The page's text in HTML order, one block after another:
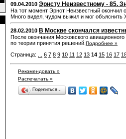
09.04.2010 Эрнсту Неизвестному - 85.
На тот момент Эрнст Неизвестный окончил
Много видел, чудом выжил и мог объяснить
28.02.2010 В Москве скончался
После окончания Московского
по теории принятия решений. Подробнее »
Страница: 6 7 8 9 10 11 12 13 14 15 16 17
Рекомендовать »
Распечатать »
Поделиться…